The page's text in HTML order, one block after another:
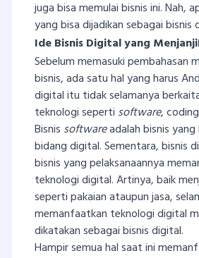
juga bisa memulai bisnis ini. Nah,
yang bisa dijadikan sebagai bisnis
Ide Bisnis Digital yang
Sebelum memasuki pembahasan
bisnis, ada satu hal yang harus
digital itu tidak selamanya
teknologi seperti software,
Bisnis softwareadalah bisnis yang
bidang digital. Sementara, bisnis
bisnis yang pelaksanaannya
teknologi digital. Artinya, baik
seperti pakaian ataupun jasa,
memanfaatkan teknologi digital
dikatakan sebagai bisnis digital.
Hampir semua hal saat ini